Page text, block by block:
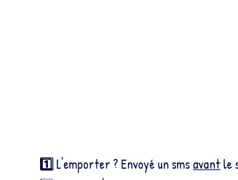
1️⃣L'emporter ? Envoyé un sms avantle